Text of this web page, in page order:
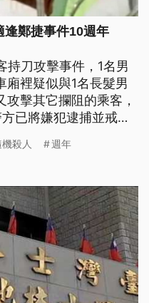
逢鄭捷事件10週年
持刀攻擊事件，1名男
廂裡疑似與1名長髮男
擊其它攔阻的乘客，
已將嫌犯逮捕並戒護
殺人 週年